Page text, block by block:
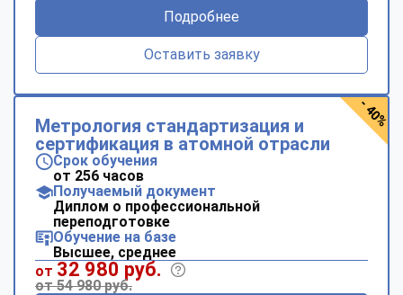
Подробнее
Оставить заявку
Метрология стандартизация и
сертификация в атомной отрасли
Срок обучения
от 256 часов
Получаемый документ
Диплом о профессиональной
переподготовке
Обучение на базе
Высшее, среднее
от 32 980 руб.
от 54 980 руб.
- 40%